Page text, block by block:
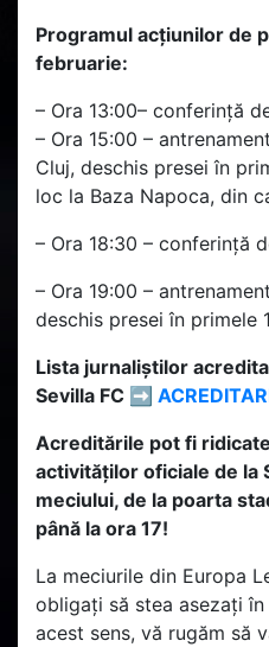
Programul acțiunilor de
februarie:
– Ora 13:00– conferință
– Ora 15:00 –
Cluj, deschis presei în
loc la Baza Napoca, din
– Ora 18:30 – conferință
– Ora 19:00 –
deschis presei în primele
Lista jurnaliștilor
Sevilla FC ➡
Acreditările pot fi
activităților oficiale de la
meciului, de la poarta
până la ora 17!
La meciurile din Europa
obligați să stea asezați
acest sens, vă rugăm să